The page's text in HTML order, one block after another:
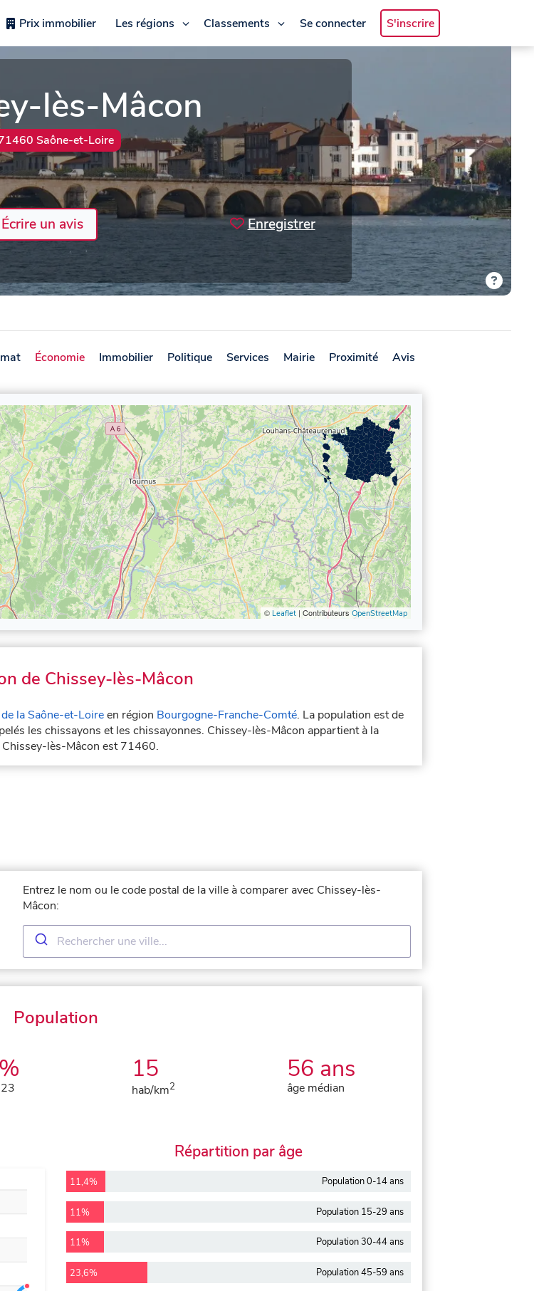
Prix immobilier Les régions Classements Se connecter S'inscrire
lès-Mâcon
Saône-et-Loire
Écrire un avis Enregistrer
Économie Immobilier Politique Services Mairie Proximité Avis
© Leaflet | Contributeurs OpenStreetMap
de Chissey-lès-Mâcon
de la Saône-et-Loireen région Bourgogne-Franche-Comté. La population est de
les chissayons et les chissayonnes. Chissey-lès-Mâcon appartient à la
Chissey-lès-Mâcon est 71460.
Entrez le nom ou le code postal de la ville à comparer avec Chissey-lès-
Mâcon:
Population
15
hab/km2
56 ans
âge médian
Répartition par âge
11,4% Population 0-14 ans
11% Population 15-29 ans
11% Population 30-44 ans
23,6% Population 45-59 ans